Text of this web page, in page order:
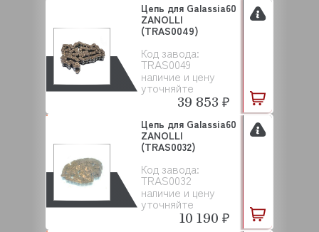
Код завода:
TRAS0049
наличие и цену
уточняйте
Цепь для Galassia60
ZANOLLI
(TRAS0049)
39 853 ₽
Код завода:
TRAS0032
наличие и цену
уточняйте
Цепь для Galassia60
ZANOLLI
(TRAS0032)
10 190 ₽